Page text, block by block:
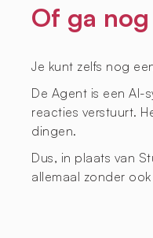
Of ga
Je kunt zelfs nog
De Agent is een
reacties verstuurt.
dingen.
Dus, in plaats van
allemaal zonder